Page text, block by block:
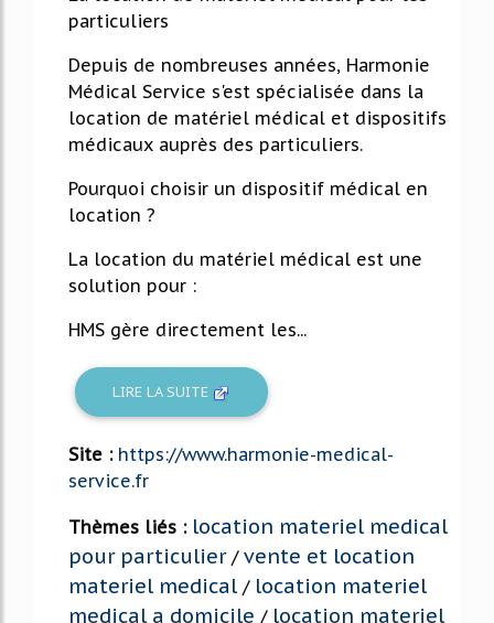
particuliers
Depuis de nombreuses années, Harmonie
Médical Service s'est spécialisée dans la
location de matériel médical et dispositifs
médicaux auprès des particuliers.
Pourquoi choisir un dispositif médical en
location ?
La location du matériel médical est une
solution pour :
HMS gère directement les...
LIRE LA SUITE
Site : https://www.harmonie-medical-
service.fr
Thèmes liés : location materiel medical
pour particulier/ vente et location
materiel medical/ location materiel
medical a domicile / location materiel